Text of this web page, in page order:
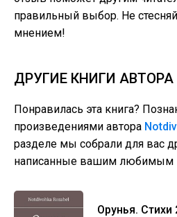
правильный выбор. Не
мнением!
ДРУГИЕ КНИГИ АВТОРА
Понравилась эта книга?
произведениями автора
разделе мы собрали для вас
написанные вашим любимым
Орунья. Стихи